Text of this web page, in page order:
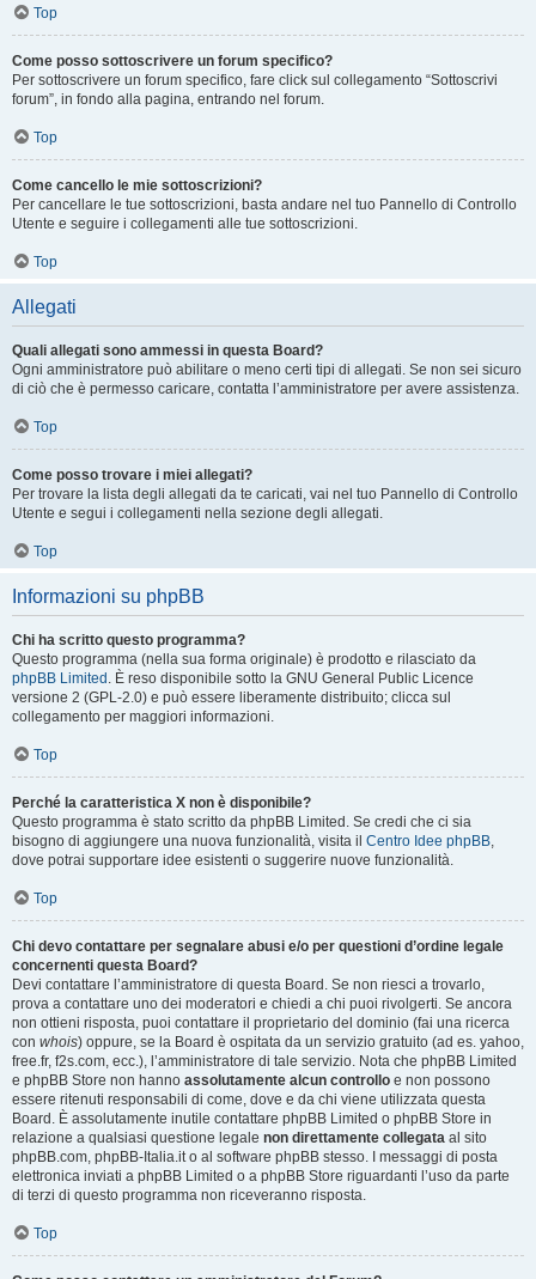
Top
Come posso sottoscrivere un forum specifico?
Per sottoscrivere un forum specifico, fare click sul collegamento “Sottoscrivi
forum”, in fondo alla pagina, entrando nel forum.
Top
Come cancello le mie sottoscrizioni?
Per cancellare le tue sottoscrizioni, basta andare nel tuo Pannello di Controllo
Utente e seguire i collegamenti alle tue sottoscrizioni.
Top
Allegati
Quali allegati sono ammessi in questa Board?
Ogni amministratore può abilitare o meno certi tipi di allegati. Se non sei sicuro
di ciò che è permesso caricare, contatta l’amministratore per avere assistenza.
Top
Come posso trovare i miei allegati?
Per trovare la lista degli allegati da te caricati, vai nel tuo Pannello di Controllo
Utente e segui i collegamenti nella sezione degli allegati.
Top
Informazioni su phpBB
Chi ha scritto questo programma?
Questo programma (nella sua forma originale) è prodotto e rilasciato da
phpBB Limited . È reso disponibile sotto la GNU General Public Licence
versione 2 (GPL-2.0) e può essere liberamente distribuito; clicca sul
collegamento per maggiori informazioni.
Top
Perché la caratteristica X non è disponibile?
Questo programma è stato scritto da phpBB Limited. Se credi che ci sia
bisogno di aggiungere una nuova funzionalità, visita il Centro Idee phpBB,
dove potrai supportare idee esistenti o suggerire nuove funzionalità.
Top
Chi devo contattare per segnalare abusi e/o per questioni d’ordine legale
concernenti questa Board?
Devi contattare l’amministratore di questa Board. Se non riesci a trovarlo,
prova a contattare uno dei moderatori e chiedi a chi puoi rivolgerti. Se ancora
non ottieni risposta, puoi contattare il proprietario del dominio (fai una ricerca
con whois) oppure, se la Board è ospitata da un servizio gratuito (ad es. yahoo,
free.fr, f2s.com, ecc.), l’amministratore di tale servizio. Nota che phpBB Limited
e phpBB Store non hanno assolutamente alcun controllo e non possono
essere ritenuti responsabili di come, dove e da chi viene utilizzata questa
Board. È assolutamente inutile contattare phpBB Limited o phpBB Store in
relazione a qualsiasi questione legale non direttamente collegata al sito
phpBB.com, phpBB-Italia.it o al software phpBB stesso. I messaggi di posta
elettronica inviati a phpBB Limited o a phpBB Store riguardanti l’uso da parte
di terzi di questo programma non riceveranno risposta.
Top